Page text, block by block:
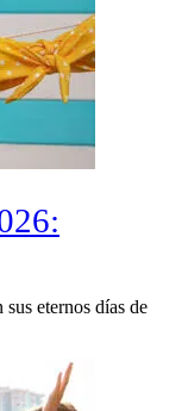
eternos días de